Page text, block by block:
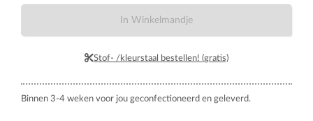
In Winkelmandje
Stof- /kleurstaal bestellen! (gratis)
Binnen 3-4 weken voor jou geconfectioneerd en geleverd.